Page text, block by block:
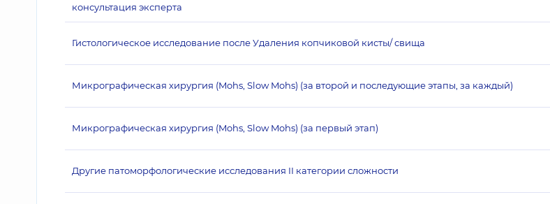
консультация эксперта
Гистологическое исследование после Удаления копчиковой кисты/ свища
Микрографическая хирургия (Mohs, Slow Mohs) (за второй и последующие этапы, за каждый)
Микрографическая хирургия (Mohs, Slow Mohs) (за первый этап)
Другие патоморфологические исследования II категории сложности